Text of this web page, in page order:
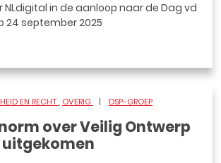
NLdigital in de aanloop naar de Dag vd
24 september 2025
EN RECHT OVERIG DSP-GROEP
over Veilig Ontwerp
uitgekomen